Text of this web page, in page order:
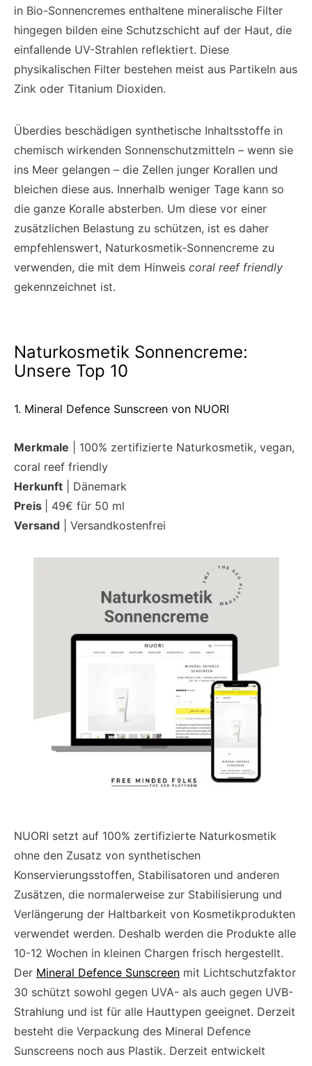
in Bio-Sonnencremes enthaltene mineralische Filter
hingegen bilden eine Schutzschicht auf der Haut, die
einfallende UV-Strahlen reflektiert. Diese
physikalischen Filter bestehen meist aus Partikeln aus
Zink oder Titanium Dioxiden.
Überdies beschädigen synthetische Inhaltsstoffe in
chemisch wirkenden Sonnenschutzmitteln – wenn sie
ins Meer gelangen – die Zellen junger Korallen und
bleichen diese aus. Innerhalb weniger Tage kann so
die ganze Koralle absterben. Um diese vor einer
zusätzlichen Belastung zu schützen, ist es daher
empfehlenswert, Naturkosmetik-Sonnencreme zu
verwenden, die mit dem Hinweis coral reef friendly
gekennzeichnet ist.
Naturkosmetik Sonnencreme:
Unsere Top 10
1. Mineral Defence Sunscreen von NUORI
Merkmale | 100% zertifizierte Naturkosmetik, vegan,
coral reef friendly
Herkunft | Dänemark
Preis
| 49€ für 50 ml
Versand | Versandkostenfrei
NUORI setzt auf 100% zertifizierte Naturkosmetik
ohne den Zusatz von synthetischen
Konservierungsstoffen, Stabilisatoren und anderen
Zusätzen, die normalerweise zur Stabilisierung und
Verlängerung der Haltbarkeit von Kosmetikprodukten
verwendet werden. Deshalb werden die Produkte alle
10-12 Wochen in kleinen Chargen frisch hergestellt.
Der Mineral Defence Sunscreen mit Lichtschutzfaktor
30 schützt sowohl gegen UVA- als auch gegen UVB-
Strahlung und ist für alle Hauttypen geeignet. Derzeit
besteht die Verpackung des Mineral Defence
Sunscreens noch aus Plastik. Derzeit entwickelt